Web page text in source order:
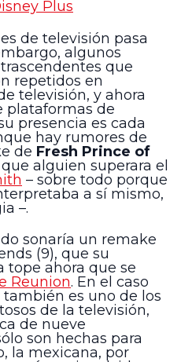
Plus
de televisión pasa
algunos
que
repetidos en
televisión, y ahora
plataformas de
presencia es cada
hay rumores de
de Fresh Prince of
alguien superara el
– sobre todo porque
a sí mismo,
–.
sonaría un remake
(9), que su
tope ahora que se
Reunion. En el caso
también es uno de los
de la televisión,
de nueve
son hechas para
la mexicana, por